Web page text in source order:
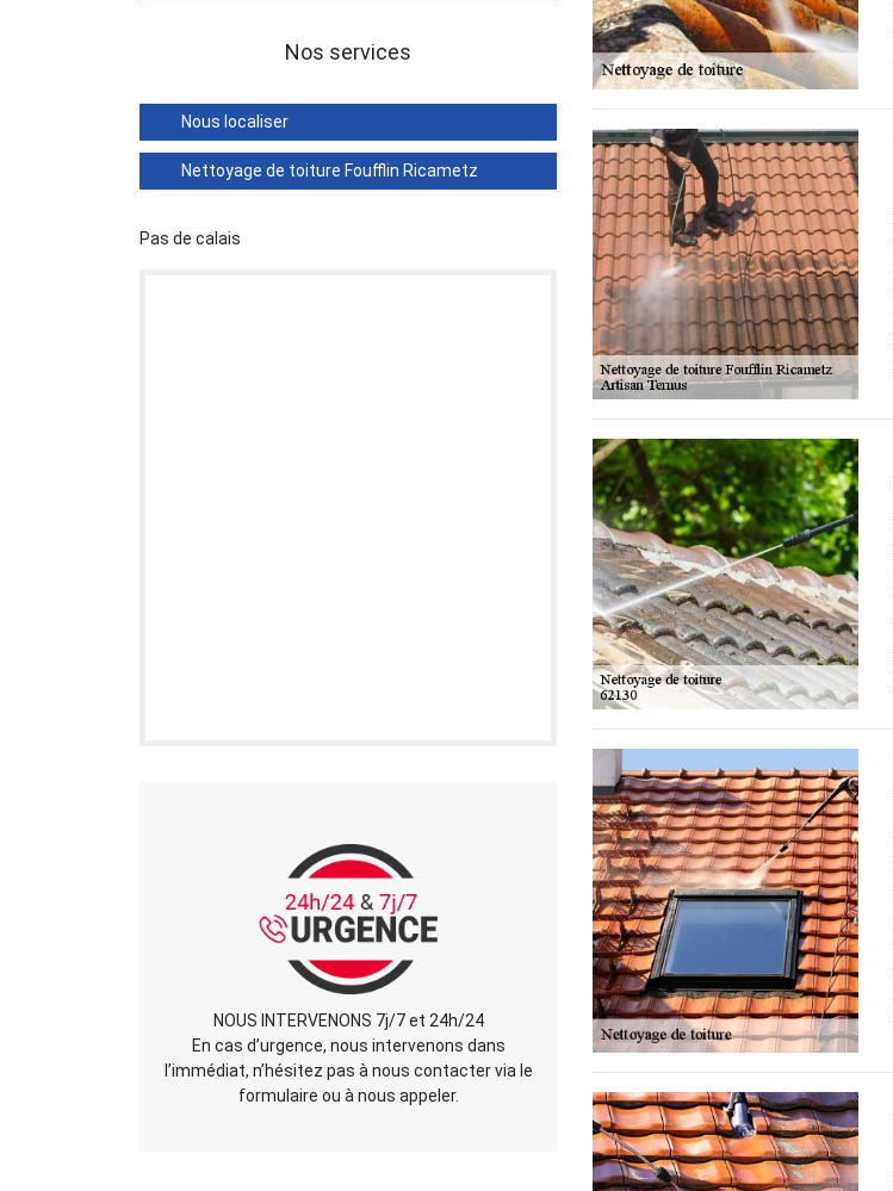
Nos services
Nous localiser
Nettoyage de toiture Foufflin Ricametz
Pas de calais
NOUS INTERVENONS 7j/7 et 24h/24
En cas d’urgence, nous intervenons dans
l’immédiat, n’hésitez pas à nous contacter via le
formulaire ou à nous appeler.